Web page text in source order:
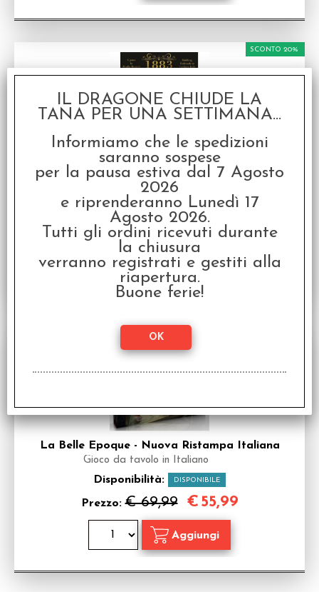
1883 - Italiano
Gioco da tavolo in Inglese + Regolamento
Scaricabile in Italiano
Disponibilità: NON DISPONIBILE
Prezzo:€ 85,00
SCONTO 20%
€68,00
La Belle Epoque - Nuova Ristampa Italiana
Gioco da tavolo in Italiano
Disponibilità: DISPONIBILE
Prezzo:€ 69,99 € 55,99
IL DRAGONE CHIUDE LA
TANA PER UNA SETTIMANA...
Informiamo che le spedizioni
saranno sospese
per la pausa estiva dal 7 Agosto
2026
e riprenderanno Lunedì 17
Agosto 2026.
Tutti gli ordini ricevuti durante
la chiusura
verranno registrati e gestiti alla
riapertura.
Buone ferie!